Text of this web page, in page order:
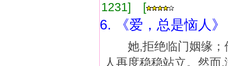
1231] [
6. 《爱，总是恼人》
她,拒绝临门姻缘；
人再度稳稳站立。然而